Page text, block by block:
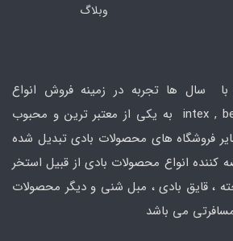
وبلاگ
با سال ها تجربه در زمینه فروش انواع
محصولات بادی intex , bestway به یکی از معتبر ترین و محبوب
فروشگاه های محصولات بادی تبدیل شده
کننده انواع محصولات بادی از قبیل استخر
، قایق بادی ، مبل شنی و دیگر محصولات
می باشد